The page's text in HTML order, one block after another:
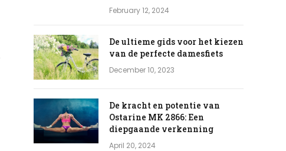
February 12, 2024
De ultieme gids voor het kiezen
van de perfecte damesfiets
December 10, 2023
De kracht en potentie van
Ostarine MK 2866: Een
diepgaande verkenning
April 20, 2024